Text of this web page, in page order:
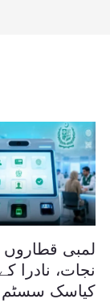
لمبی
نجات، نادرا
کیاسک